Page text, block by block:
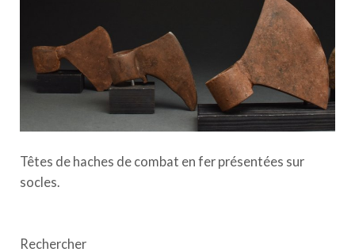
Têtes de haches de combat en fer présentées sur
socles.
Rechercher